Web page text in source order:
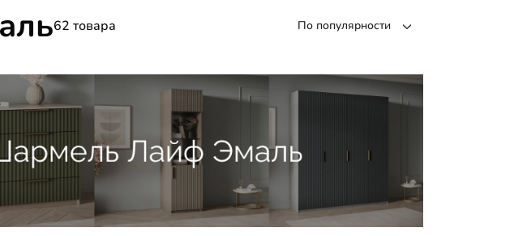
62 товара По популярности